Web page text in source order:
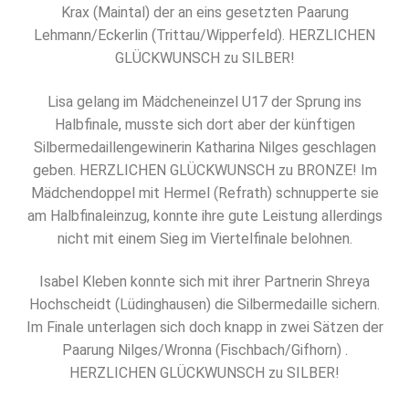
Krax (Maintal) der an eins gesetzten Paarung
Lehmann/Eckerlin (Trittau/Wipperfeld). HERZLICHEN
GLÜCKWUNSCH zu SILBER!
Lisa gelang im Mädcheneinzel U17 der Sprung ins
Halbfinale, musste sich dort aber der künftigen
Silbermedaillengewinerin Katharina Nilges geschlagen
geben. HERZLICHEN GLÜCKWUNSCH zu BRONZE! Im
Mädchendoppel mit Hermel (Refrath) schnupperte sie
am Halbfinaleinzug, konnte ihre gute Leistung allerdings
nicht mit einem Sieg im Viertelfinale belohnen.
Isabel Kleben konnte sich mit ihrer Partnerin Shreya
Hochscheidt (Lüdinghausen) die Silbermedaille sichern.
Im Finale unterlagen sich doch knapp in zwei Sätzen der
Paarung Nilges/Wronna (Fischbach/Gifhorn) .
HERZLICHEN GLÜCKWUNSCH zu SILBER!